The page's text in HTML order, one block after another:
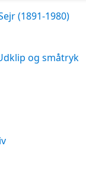
(1891-1980)
og småtryk